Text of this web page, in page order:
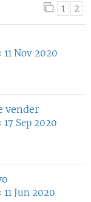
1 2
11 Nov 2020
vender
17 Sep 2020
11 Jun 2020